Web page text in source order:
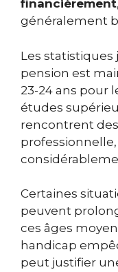
financièrement
généralement
Les
pension est
23-24 ans pour
études
rencontrent
Certaines
peuvent
ces âges
handicap
peut justifier